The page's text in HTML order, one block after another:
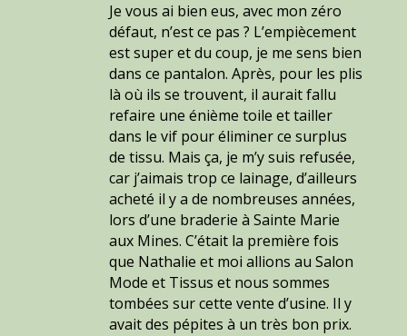
Je vous ai bien eus, avec mon zéro
défaut, n’est ce pas ? L’empiècement
est super et du coup, je me sens bien
dans ce pantalon. Après, pour les plis
là où ils se trouvent, il aurait fallu
refaire une énième toile et tailler
dans le vif pour éliminer ce surplus
de tissu. Mais ça, je m’y suis refusée,
car j’aimais trop ce lainage, d’ailleurs
acheté il y a de nombreuses années,
lors d’une braderie à Sainte Marie
aux Mines. C’était la première fois
que Nathalie et moi allions au Salon
Mode et Tissus et nous sommes
tombées sur cette vente d’usine. Il y
avait des pépites à un très bon prix.